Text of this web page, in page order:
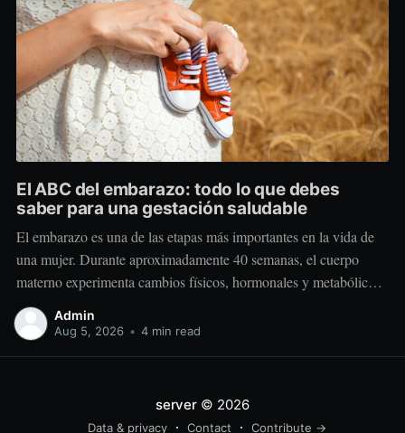
El ABC del embarazo: todo lo que debes
saber para una gestación saludable
El embarazo es una de las etapas más importantes en la vida de
una mujer. Durante aproximadamente 40 semanas, el cuerpo
materno experimenta cambios físicos, hormonales y metabólicos
extraordinarios para crear y sostener una nueva vida. Más allá de
“comer por dos”, el embarazo requiere comer mejor, nutrir
Admin
Aug 5, 2026 • 4 min read
server© 2026
Data & privacy Contact Contribute →